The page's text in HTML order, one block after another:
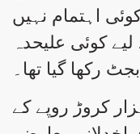
اہتمام نہیں
کوئی علیحدہ
بجٹ رکھا گیا تھا۔
حکومت کے تقریباً ۷۵ہزار کروڑ روپے کے